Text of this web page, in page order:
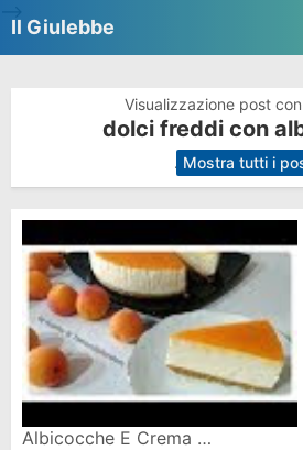
Il Giulebbe
Visualizzazione post
dolci freddi con
. Mostra tutti i
Albicocche E Crema …